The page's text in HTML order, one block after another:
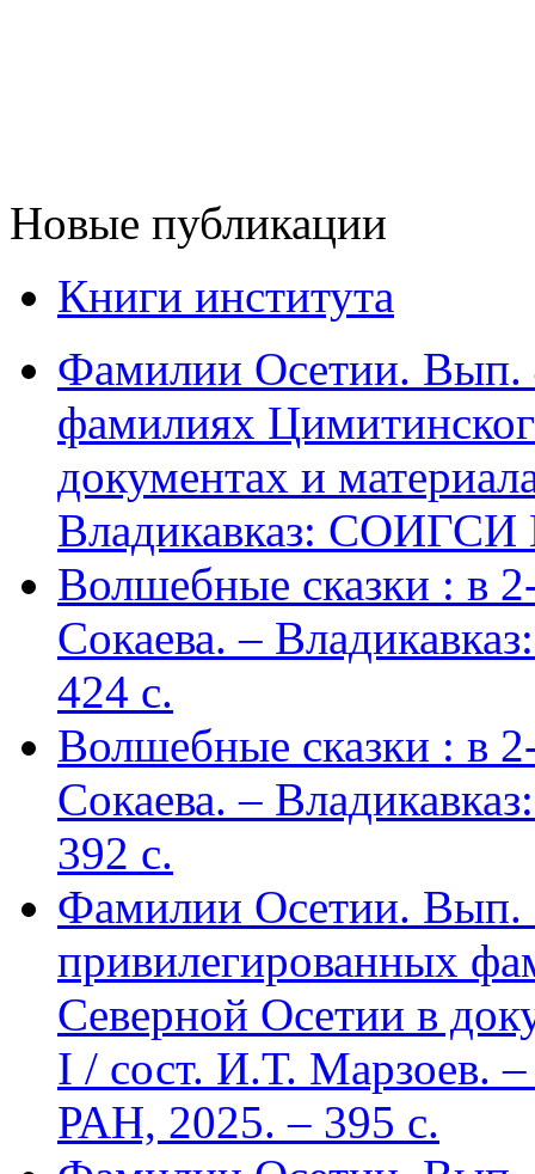
Новые публикации
Книги института
Фамилии Осетии. Вып.
фамилиях
документах и
Владикавказ:
Волшебные сказки : в
Сокаева. –
424 c.
Волшебные сказки : в
Сокаева. –
392 c.
Фамилии Осетии. Вып.
привилегированных
Северной Осетии в
I / сост. И.Т. Марзоев.
РАН, 2025. – 395 с.